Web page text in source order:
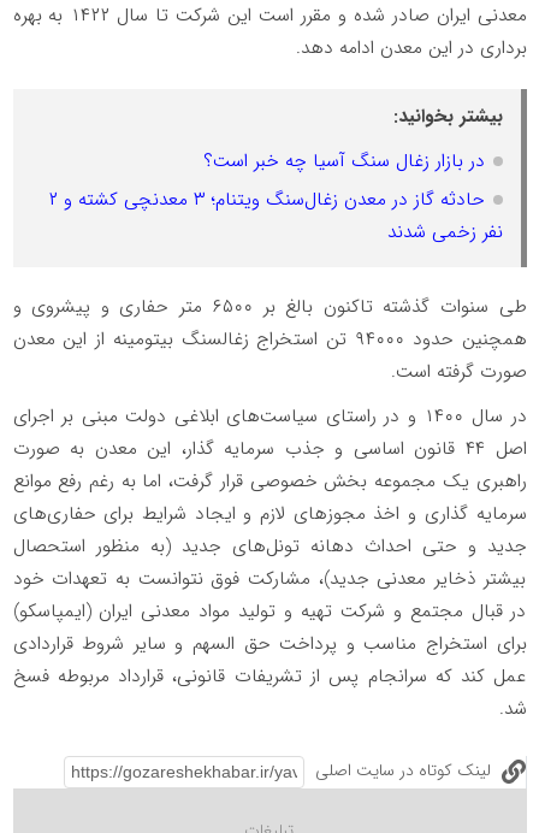
معدنی ایران صادر شده و مقرر است این شرکت تا سال ۱۴۲۲ به بهره
برداری در این معدن ادامه دهد.
بیشتر بخوانید:
در بازار زغال سنگ آسیا چه خبر است؟
حادثه گاز در معدن زغال‌سنگ ویتنام؛ ۳ معدنچی کشته و ۲
نفر زخمی شدند
طی سنوات گذشته تاکنون بالغ بر ۶۵۰۰ متر حفاری و پیشروی و
همچنین حدود ۹۴۰۰۰ تن استخراج زغالسنگ بیتومینه از این معدن
صورت گرفته است.
در سال ۱۴۰۰ و در راستای سیاست‌های ابلاغی دولت مبنی بر اجرای
اصل ۴۴ قانون اساسی و جذب سرمایه گذار، این معدن به صورت
راهبری یک مجموعه بخش خصوصی قرار گرفت، اما به رغم رفع موانع
سرمایه گذاری و اخذ مجوز‌های لازم و ایجاد شرایط برای حفاری‌های
جدید و حتی احداث دهانه تونل‌های جدید (به منظور استحصال
بیشتر ذخایر معدنی جدید)، مشارکت فوق نتوانست به تعهدات خود
در قبال مجتمع و شرکت تهیه و تولید مواد معدنی ایران (ایمپاسکو)
برای استخراج مناسب و پرداخت حق السهم و سایر شروط قراردادی
عمل کند که سرانجام پس از تشریفات قانونی، قرارداد مربوطه فسخ
شد.
لینک کوتاه در سایت اصلی